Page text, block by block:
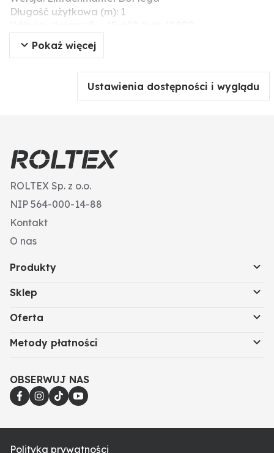
Długość użytkowa (m): 1
Udźwig bezpośr. (kg): 10000
Obwód (m): 2
Pokaż więcej
Ustawienia dostępności i wyglądu
ROLTEX Sp. z o.o.
NIP 564-000-14-88
Kontakt
O nas
Produkty
Sklep
Oferta
Metody płatności
OBSERWUJ NAS
Polityka prywatności